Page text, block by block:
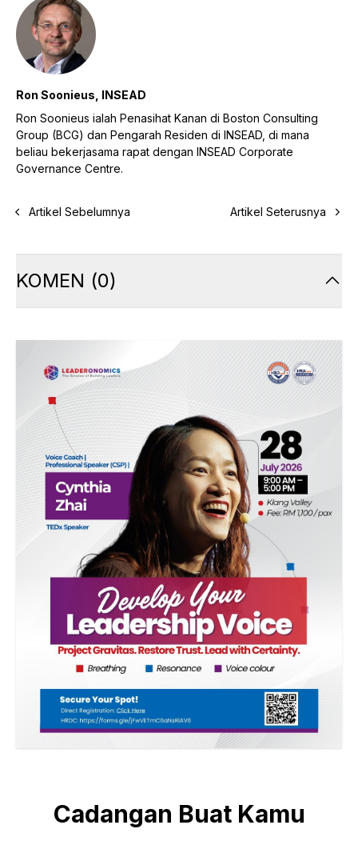
Ron Soonieus, INSEAD
Ron Soonieus ialah Penasihat Kanan di Boston Consulting
Group (BCG) dan Pengarah Residen di INSEAD, di mana
beliau bekerjasama rapat dengan INSEAD Corporate
Governance Centre.
Artikel Sebelumnya Artikel Seterusnya
KOMEN (0)
Cadangan Buat Kamu